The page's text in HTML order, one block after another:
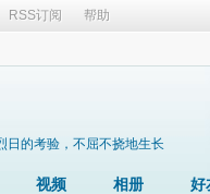
RSS订阅 帮助
日的考验，不屈不挠地生长
视频 相册 好